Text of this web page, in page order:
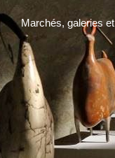
Marchés, galeries